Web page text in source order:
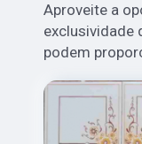
Aproveite a
exclusividade
podem